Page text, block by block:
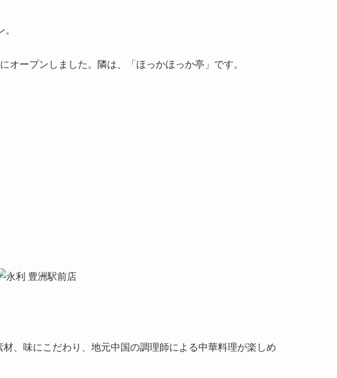
オープンしました。隣は、「ほっかほっか亭」です。
、味にこだわり、地元中国の調理師による中華料理が楽しめ